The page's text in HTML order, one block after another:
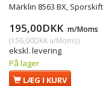
Märklin 8563 BX,
195,00DKK m/Moms
(156,00DKK u/Moms)
ekskl. levering
På lager
LÆG I KURV